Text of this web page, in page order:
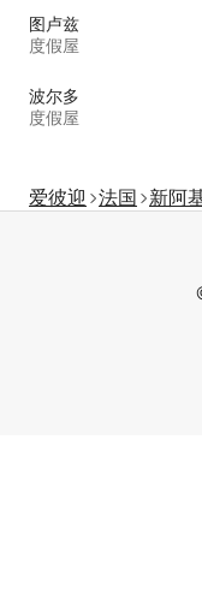
图卢兹
度假屋
波尔多
度假屋
爱彼迎 法国 新阿